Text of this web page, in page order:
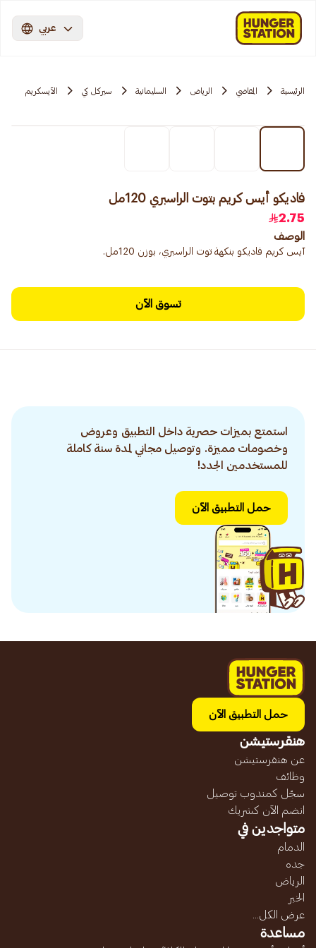
عربي
الرئيسية المقاضي الرياض السليمانية سيركل كي الآيسكريم
فاديكو أيس كريم بتوت الراسبري 120مل
2.75
الوصف
آيس كريم فاديكو بنكهة توت الراسبري، بوزن 120مل.
تسوق الآن
استمتع بميزات حصرية داخل التطبيق وعروض
وخصومات مميزة. وتوصيل مجاني لمدة سنة كاملة
للمستخدمين الجدد!
حمل التطبيق الآن
حمل التطبيق الآن
هنقرستيشن
عن هنقرستيشن
وظائف
سجّل كمندوب توصيل
انضم الآن كشريك
متواجدين في
الدمام
جده
الرياض
الخبر
عرض الكل...
مساعدة